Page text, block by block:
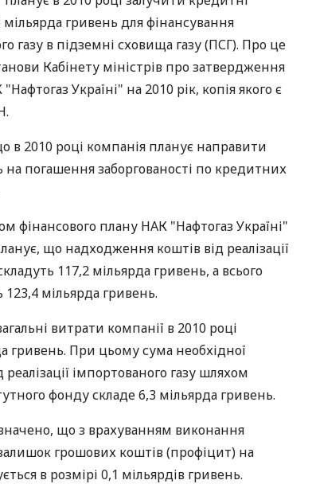
РЕЙТИНГ ДЕБЕТОВИХ
КАРТОК
ЩОМІСЯЧНИЙ ОГЛЯД
КЕШБЕКУ
гривень для фінансування
газу в підземні сховища газу (ПСГ). Про це
Кабінету міністрів про затвердження
Україні" на 2010 рік, копія якого є
в 2010 році компанія планує направити
на погашення заборгованості по кредитних
фінансового плану НАК "Нафтогаз Україні"
що надходження коштів від реалізації
117,2 мільярда гривень, а всього
мільярда гривень.
витрати компанії в 2010 році
гривень. При цьому сума необхідної
імпортованого газу шляхом
фонду складе 6,3 мільярда гривень.
що з врахуванням виконання
грошових коштів (профіцит) на
в розмірі 0,1 мільярдів гривень.